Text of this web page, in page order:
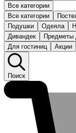
Все категории
Все категории
Подушки
Одеяла
Дивандек
Предметы
Для гостиниц
Акции
Поиск